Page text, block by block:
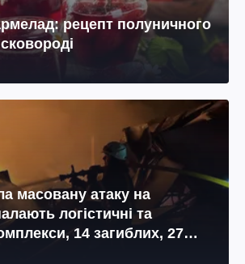
рецепт полуничного
масовану атаку на
логістичні та
14 загиблих, 27
відео)